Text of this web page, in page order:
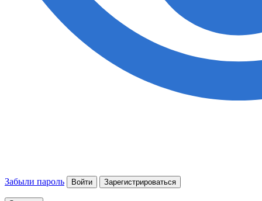
Забыли пароль Войти Зарегистрироваться